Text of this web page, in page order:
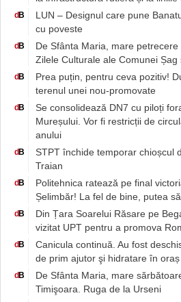
d B
LUN – Designul care pune
cu poveste
d B
De Sfânta Maria, mare petrecere
Zilele Culturale ale Comunei Șag
d B
Prea puțin, pentru ceva pozitiv!
terenul unei nou-promovate
d B
Se consolidează DN7 cu piloți
Mureșului. Vor fi restricții de
anului
d B
STPT închide temporar chioșcul
Traian
d B
Politehnica ratează pe final
Șelimbăr! La fel de bine, putea
d B
Din Țara Soarelui Răsare pe
vizitat UPT pentru a promova
d B
Canicula continuă. Au fost
de prim ajutor şi hidratare în oraș
d B
De Sfânta Maria, mare
Timişoara. Ruga de la Urseni